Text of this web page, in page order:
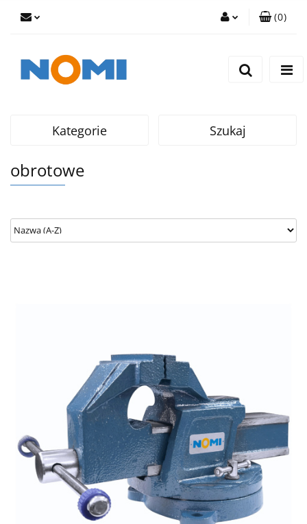
(0)
Kategorie Szukaj
obrotowe